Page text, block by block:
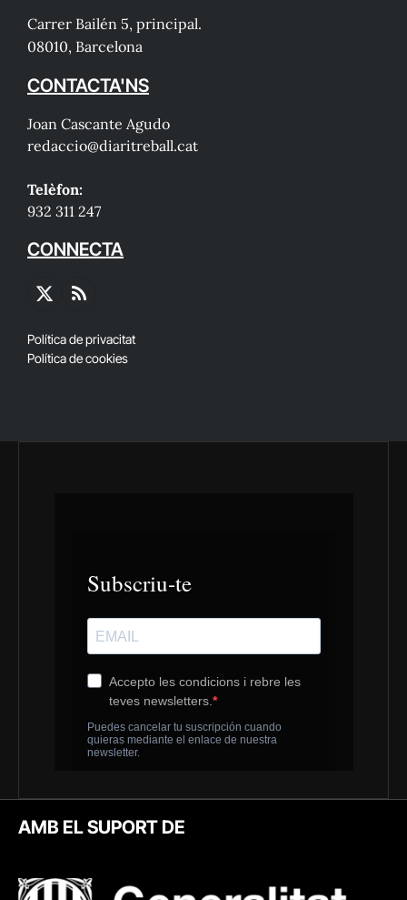
Carrer Bailén 5, principal.
08010, Barcelona
CONTACTA'NS
Joan Cascante Agudo
redaccio@diaritreball.cat
Telèfon:
932 311 247
CONNECTA
X
RSS
Política de privacitat
Política de cookies
AMB EL SUPORT DE